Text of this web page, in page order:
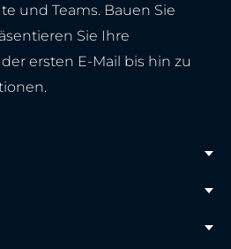
und Teams. Bauen Sie
Sie Ihre
ersten E-Mail bis hin zu